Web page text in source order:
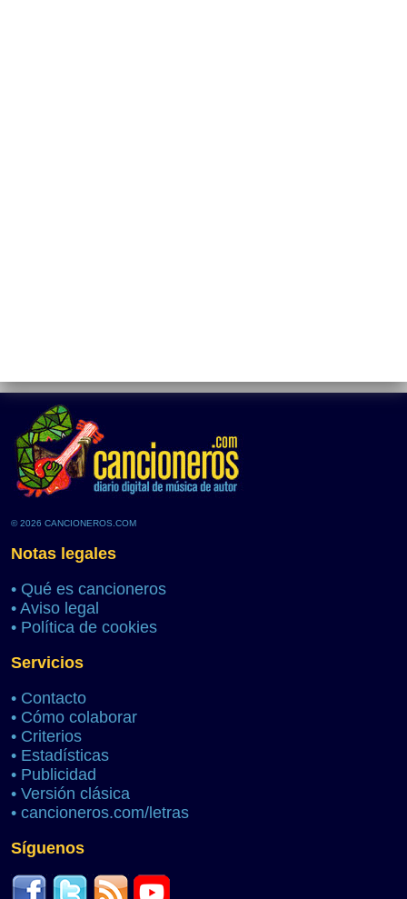
© 2026 CANCIONEROS.COM
Notas legales
• Qué es cancioneros
• Aviso legal
• Política de cookies
Servicios
• Contacto
• Cómo colaborar
• Criterios
• Estadísticas
• Publicidad
• Versión clásica
• cancioneros.com/letras
Síguenos